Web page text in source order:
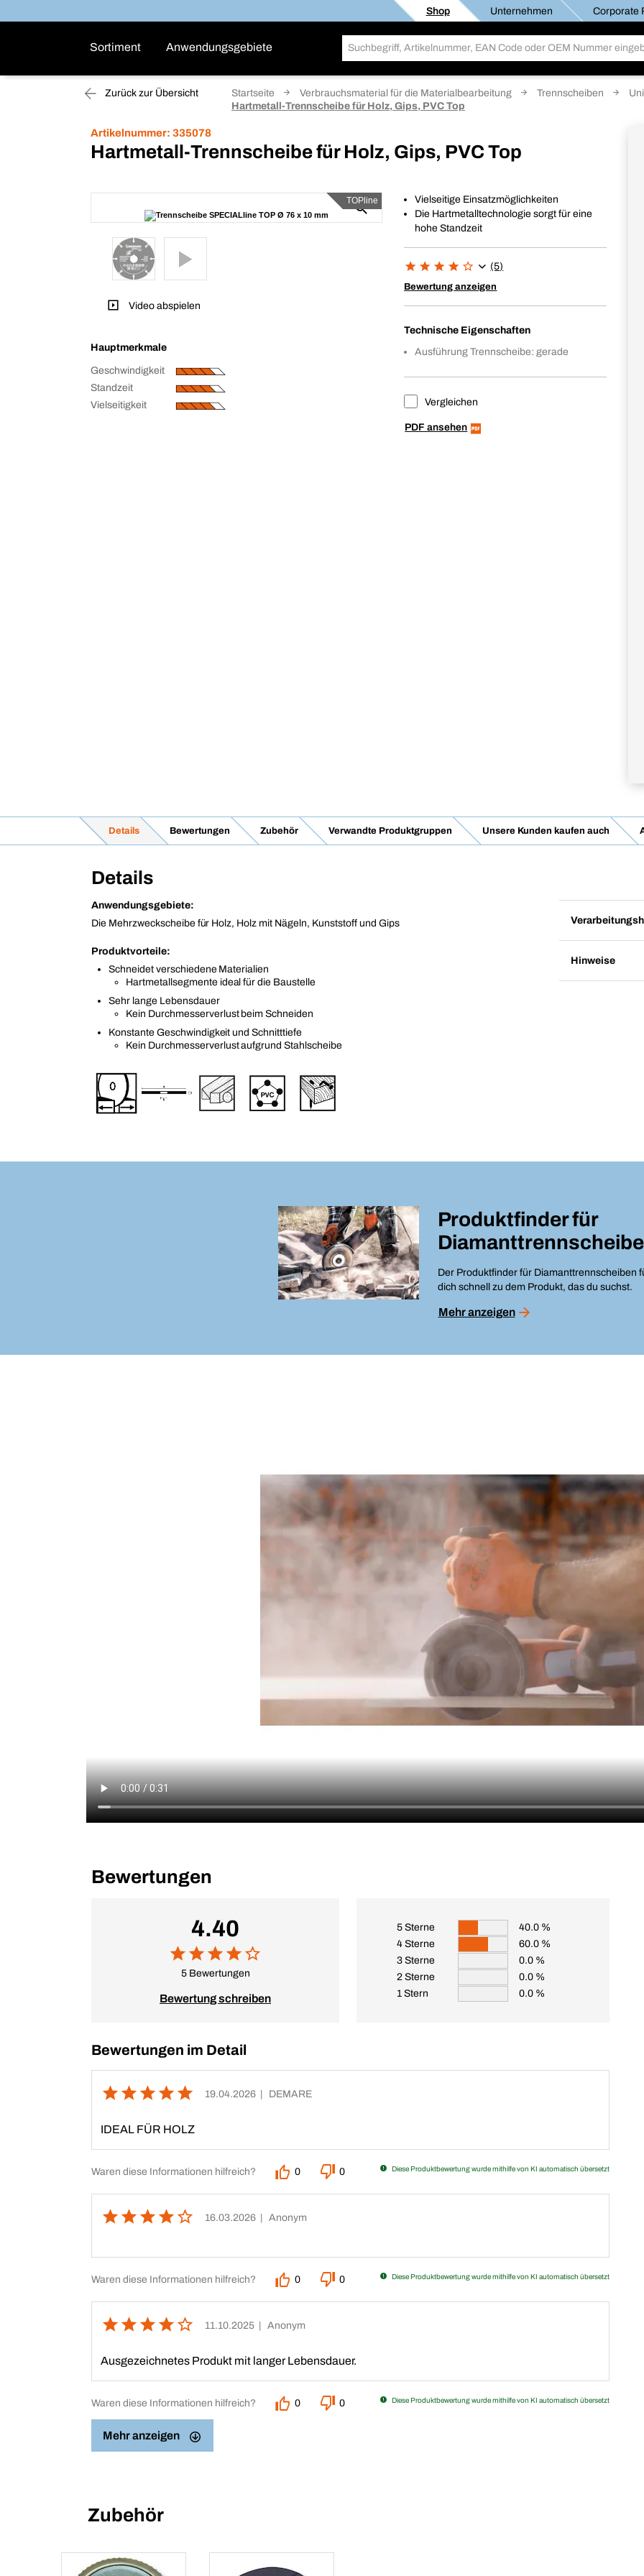
Shop Unternehmen Corporate
Sortiment Anwendungsgebiete
Zurück zur Übersicht Startseite Verbrauchsmaterial für die Materialbearbeitung Trennscheiben
Hartmetall-Trennscheibe für Holz, Gips, PVC Top
Artikelnummer: 335078
Hartmetall-Trennscheibe für Holz, Gips, PVC Top
TOPline
Video abspielen
Hauptmerkmale
Geschwindigkeit
Standzeit
Vielseitigkeit
Vielseitige Einsatzmöglichkeiten
Die Hartmetalltechnologie sorgt für eine
hohe Standzeit
(5)
Bewertung anzeigen
Technische Eigenschaften
Ausführung Trennscheibe: gerade
Vergleichen
PDF ansehen
Details Bewertungen Zubehör Verwandte Produktgruppen Unsere Kunden kaufen auch
Details
Anwendungsgebiete:
Die Mehrzweckscheibe für Holz, Holz mit Nägeln, Kunststoff und Gips
Produktvorteile:
Schneidet verschiedene Materialien
Hartmetallsegmente ideal für die Baustelle
Sehr lange Lebensdauer
Kein Durchmesserverlust beim Schneiden
Konstante Geschwindigkeit und Schnitttiefe
Kein Durchmesserverlust aufgrund Stahlscheibe
Hinweise
Produktfinder für
Der Produktfinder für Diamanttrennscheiben
dich schnell zu dem Produkt, das du suchst.
Mehr anzeigen
Bewertungen
4.40
5 Bewertungen
Bewertung schreiben
5 Sterne
40.0 %
4 Sterne
60.0 %
3 Sterne
0.0 %
2 Sterne
0.0 %
1 Stern
0.0 %
Bewertungen im Detail
19.04.2026 | DEMARE
IDEAL FÜR HOLZ
Waren diese Informationen hilfreich? 0 0 Diese Produktbewertung wurde mithilfe von KI automatisch übersetzt
16.03.2026 | Anonym
Waren diese Informationen hilfreich? 0 0 Diese Produktbewertung wurde mithilfe von KI automatisch übersetzt
11.10.2025 | Anonym
Ausgezeichnetes Produkt mit langer Lebensdauer.
Waren diese Informationen hilfreich? 0 0 Diese Produktbewertung wurde mithilfe von KI automatisch übersetzt
Mehr anzeigen
Zubehör